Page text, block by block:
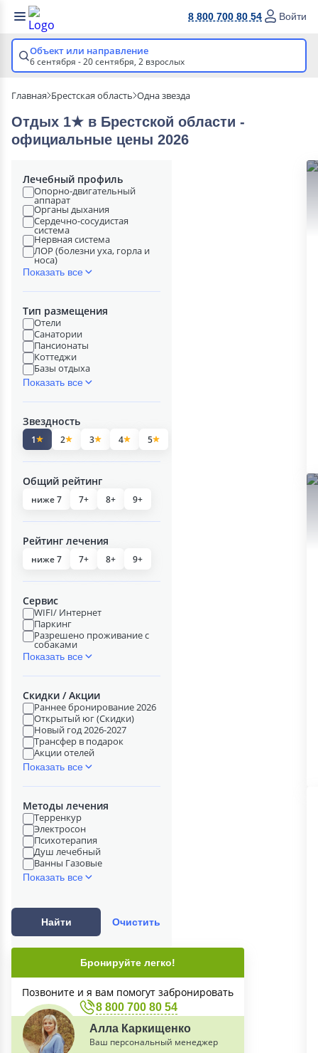
8 800 700 80 54 Войти
Объект или направление
6 сентября - 20 сентября, 2 взрослых
Главная Брестская область Одна звезда
Отдых 1★ в Брестской области -
официальные цены 2026
Лечебный профиль
Опорно-двигательный
аппарат
Органы дыхания
Сердечно-сосудистая
система
Нервная система
ЛОР (болезни уха, горла и
носа)
Показать все
Тип размещения
Отели
Санатории
Пансионаты
Коттеджи
Базы отдыха
Показать все
Звездность
1 2 3 4 5
Общий рейтинг
ниже 7 7+ 8+ 9+
Рейтинг лечения
ниже 7 7+ 8+ 9+
Сервис
WIFI/ Интернет
Паркинг
Разрешено проживание с
собаками
Показать все
Скидки / Акции
Раннее бронирование 2026
Открытый юг (Скидки)
Новый год 2026-2027
Трансфер в подарок
Акции отелей
Показать все
Методы лечения
Терренкур
Электросон
Психотерапия
Душ лечебный
Ванны Газовые
Показать все
Найти Очистить
Бронируйте легко!
Позвоните и я вам помогут забронировать
8 800 700 80 54
Алла Каркищенко
Ваш персональный менеджер